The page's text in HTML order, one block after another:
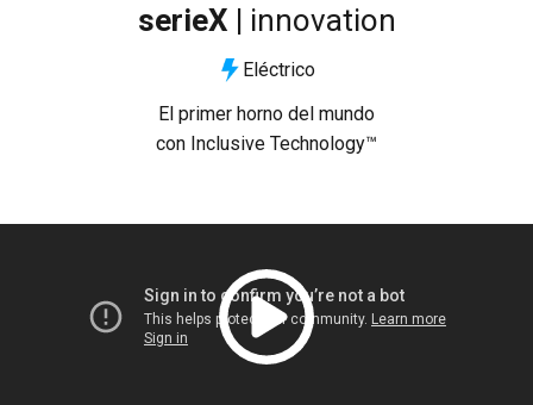
serieX | innovation
Eléctrico
El primer horno del mundo
con Inclusive Technology™